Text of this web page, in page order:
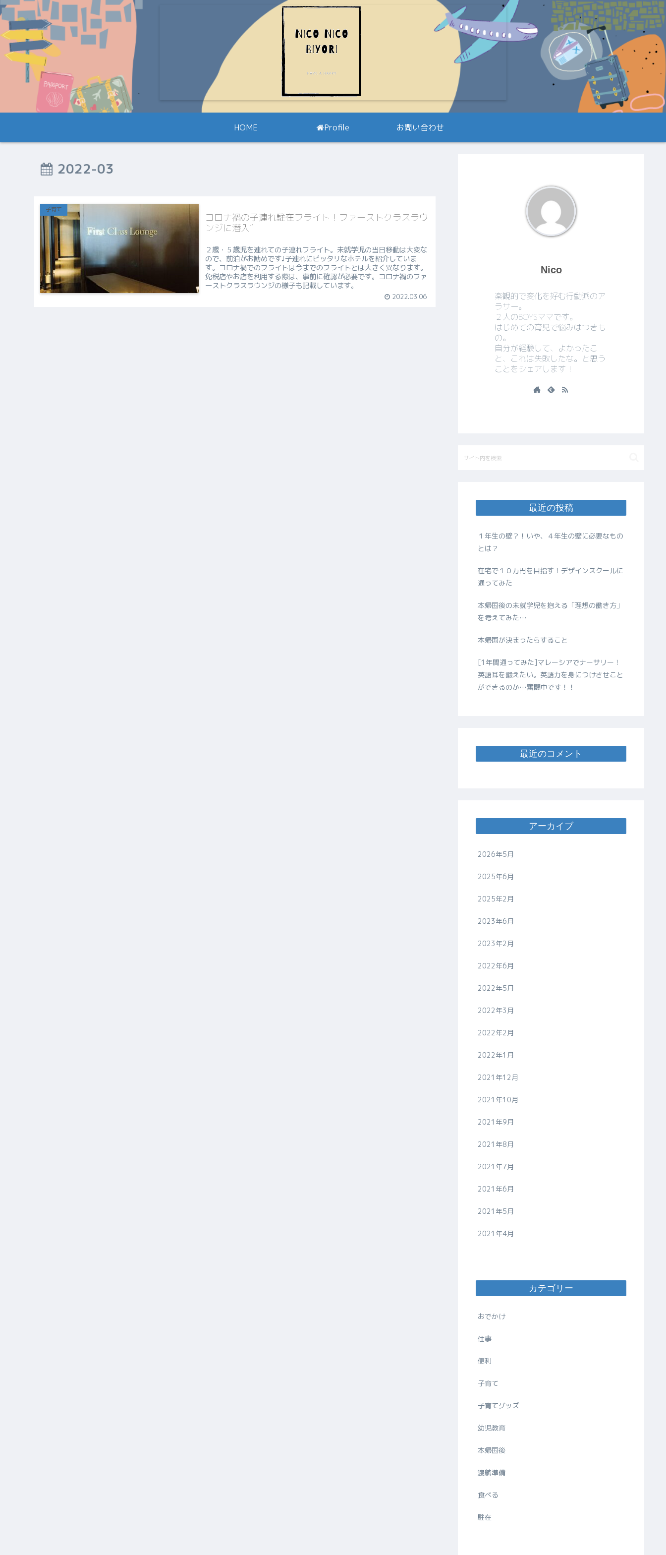
HOME Profile お問い合わせ
2022-03
子育て
コロナ禍の子連れ駐在フライト！ファーストクラスラウ
ンジに潜入”
２歳・５歳児を連れての子連れフライト。未就学児の当日移動は大変な
ので、前泊がお勧めです♩子連れにピッタリなホテルを紹介していま
す。コロナ禍でのフライトは今までのフライトとは大きく異なります。
免税店やお店を利用する際は、事前に確認が必要です。コロナ禍のファ
ーストクラスラウンジの様子も記載しています。
2022.03.06
Nico
楽観的で変化を好む行動派のア
ラサー。
２人のBOYSママです。
はじめての育児で悩みはつきも
の。
自分が経験して、よかったこ
と、これは失敗したな。と思う
ことをシェアします！
最近の投稿
１年生の壁？！いや、４年生の壁に必要なもの
とは？
在宅で１０万円を目指す！デザインスクールに
通ってみた
本帰国後の未就学児を抱える「理想の働き方」
を考えてみた…
本帰国が決まったらすること
[1年間通ってみた]マレーシアでナーサリー！
英語耳を鍛えたい。英語力を身につけさせこと
ができるのか…奮闘中です！！
最近のコメント
アーカイブ
2026年5月
2025年6月
2025年2月
2023年6月
2023年2月
2022年6月
2022年5月
2022年3月
2022年2月
2022年1月
2021年12月
2021年10月
2021年9月
2021年8月
2021年7月
2021年6月
2021年5月
2021年4月
カテゴリー
おでかけ
仕事
便利
子育て
子育てグッズ
幼児教育
本帰国後
渡航準備
食べる
駐在